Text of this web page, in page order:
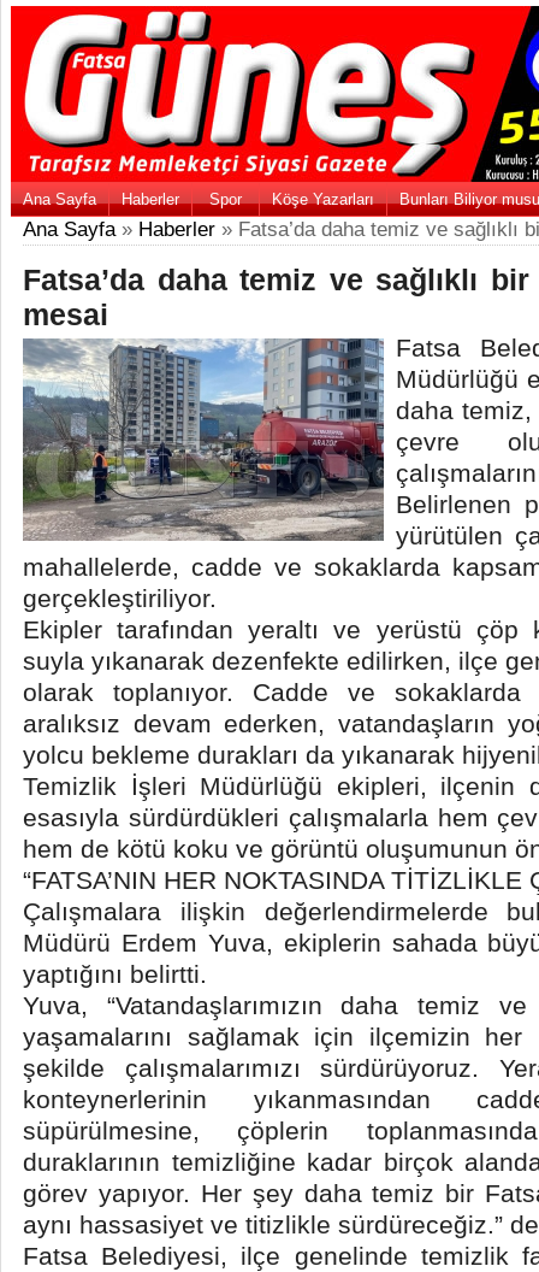
Ana Sayfa Haberler Spor Köşe Yazarları Bunları Biliyor
Ana Sayfa» Haberler » Fatsa’da daha temiz ve sağlıklı
Fatsa’da daha temiz ve sağlıklı
mesai
Fatsa
Müdürlüğü
daha temiz,
çevre
Belirlenen
yürütülen
mahallelerde, cadde ve sokaklarda
gerçekleştiriliyor.
Ekipler tarafından yeraltı ve yerüstü çöp
suyla yıkanarak dezenfekte edilirken, ilçe
olarak toplanıyor. Cadde ve sokaklarda
aralıksız devam ederken, vatandaşların
yolcu bekleme durakları da yıkanarak
Temizlik İşleri Müdürlüğü ekipleri, ilçenin
esasıyla sürdürdükleri çalışmalarla hem
hem de kötü koku ve görüntü oluşumunun
“FATSA’NIN HER NOKTASINDA TİTİZLİKLE
Çalışmalara ilişkin değerlendirmelerde
Müdürü Erdem Yuva, ekiplerin sahada
yaptığını belirtti.
Yuva, “Vatandaşlarımızın daha temiz
yaşamalarını sağlamak için ilçemizin her
şekilde çalışmalarımızı sürdürüyoruz.
konteynerlerinin yıkanmasından
süpürülmesine, çöplerin
duraklarının temizliğine kadar birçok
görev yapıyor. Her şey daha temiz bir
aynı hassasiyet ve titizlikle sürdüreceğiz.”
Fatsa Belediyesi, ilçe genelinde temizlik